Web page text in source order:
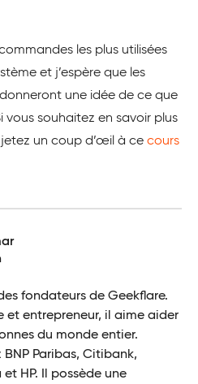
les plus utilisées
et j’espère que les
une idée de ce que
vous souhaitez en savoir plus
jetez un coup d’œil à ce cours
fondateurs de Geekflare.
et entrepreneur, il aime aider
du monde entier.
Paribas, Citibank,
HP. Il possède une